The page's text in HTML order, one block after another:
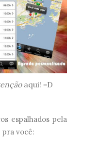
aqui! =D
espalhados pela
pra você: